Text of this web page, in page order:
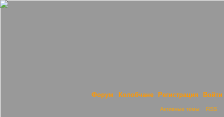
Форум Колобчане Регистрация Войти
Активные темы RSS